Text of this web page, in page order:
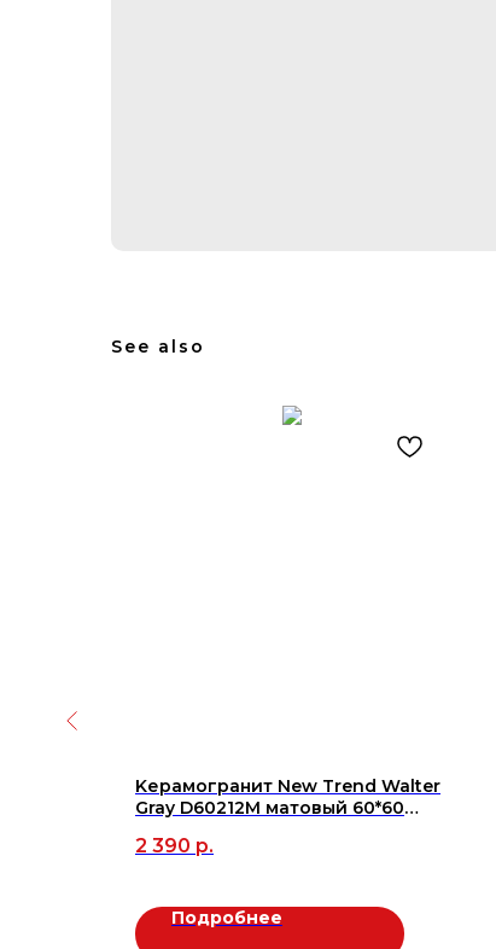
See also
Kерамогранит New Trend Walter
Gray D60212M матовый 60*60
2 390 р.
Подробнее